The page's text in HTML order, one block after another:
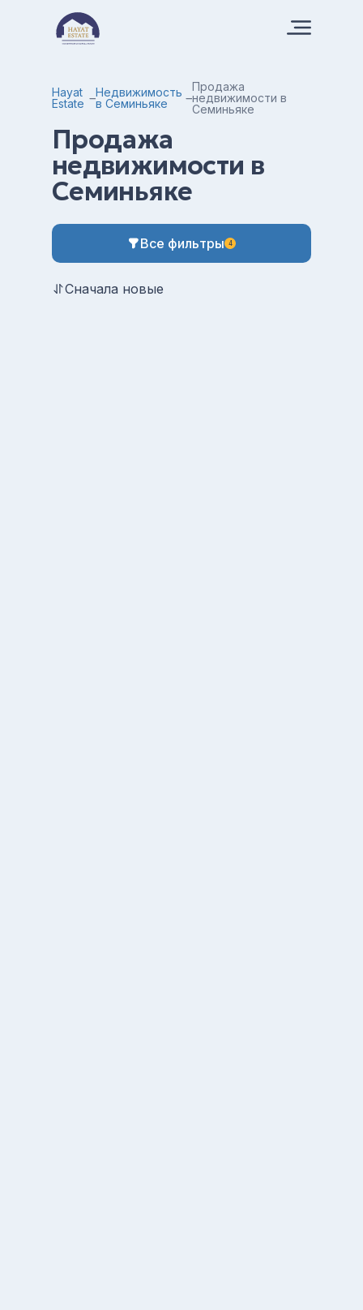
Hayat
Estate
Недвижимость
в Семиньяке
Продажа
недвижимости в
Семиньяке
Продажа
недвижимости в
Семиньяке
Все фильтры 4
Сначала новые